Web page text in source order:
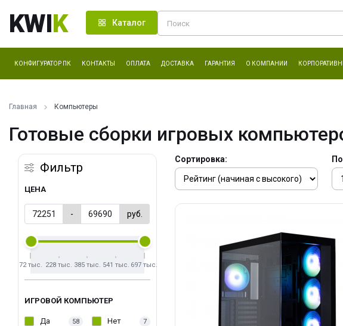
KWIK Каталог
КОНФИГУРАТОР ПК КОНТАКТЫ ОПЛАТА ДОСТАВКА ГАРАНТИЯ О КОМПАНИИ
Главная Компьютеры
Готовые сборки игровых
Фильтр
ЦЕНА
- руб.
72 тыс. 228 тыс. 385 тыс. 541 тыс. 697 тыс.
ИГРОВОЙ КОМПЬЮТЕР
Да 58 Нет 7
Сортировка: